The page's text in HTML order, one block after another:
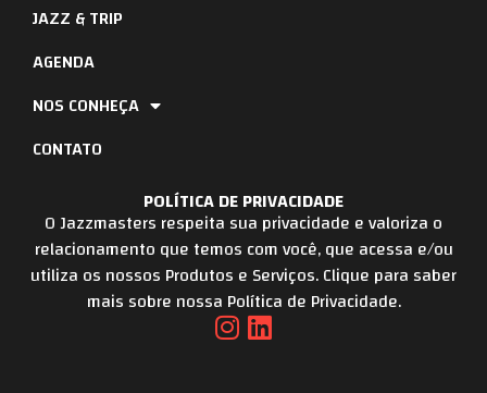
POLÍTICA DE PRIVACIDADE
O Jazzmasters respeita sua privacidade e valoriza o
relacionamento que temos com você, que acessa e/ou
utiliza os nossos Produtos e Serviços. Clique para saber
mais sobre nossa Política de Privacidade.
JAZZ & TRIP
AGENDA
NOS CONHEÇA
CONTATO